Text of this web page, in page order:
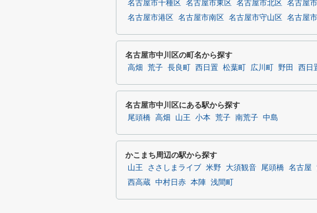
名古屋市千種区 名古屋市東区 名古屋市北区 名古屋
名古屋市港区
名古屋市南区 名古屋市守山区 名古屋
名古屋市中川区の町名から探す
高畑 荒子 長良町 西日置 松葉町 広川町 野田 西日
名古屋市中川区にある駅から探す
尾頭橋 高畑 山王 小本 荒子 南荒子 中島
かこまち周辺の駅から探す
山王 ささしまライブ 米野 大須観音 尾頭橋 名古屋
西高蔵 中村日赤 本陣 浅間町